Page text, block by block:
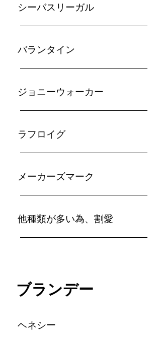
シーバスリーガル
バランタイン
ジョニーウォーカー
ラフロイグ
メーカーズマーク
他種類が多い為、割愛
ブランデー
ヘネシー